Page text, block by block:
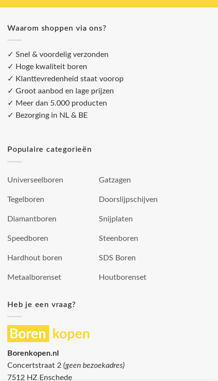
Waarom shoppen via ons?
✓ Snel & voordelig verzonden
✓ Hoge kwaliteit boren
✓ Klanttevredenheid staat voorop
✓ Groot aanbod en lage prijzen
✓ Meer dan 5.000 producten
✓ Bezorging in NL & BE
Populaire categorieën
Universeelboren
Tegelboren
Diamantboren
Speedboren
Hardhout boren
Metaalborenset
Gatzagen
Doorslijpschijven
Snijplaten
Steenboren
SDS Boren
Houtborenset
Heb je een vraag?
Borenkopen.nl
Concertstraat 2 (geen bezoekadres)
7512 HZ Enschede